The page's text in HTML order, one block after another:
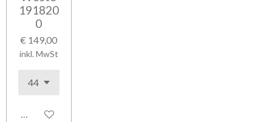
191820
0
€ 149,00
inkl. MwSt
In den Warenkorb